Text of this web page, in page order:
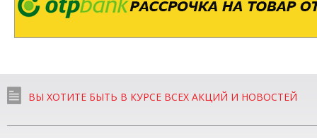
ВЫ ХОТИТЕ БЫТЬ В КУРСЕ ВСЕХ АКЦИЙ И НОВОСТЕЙ